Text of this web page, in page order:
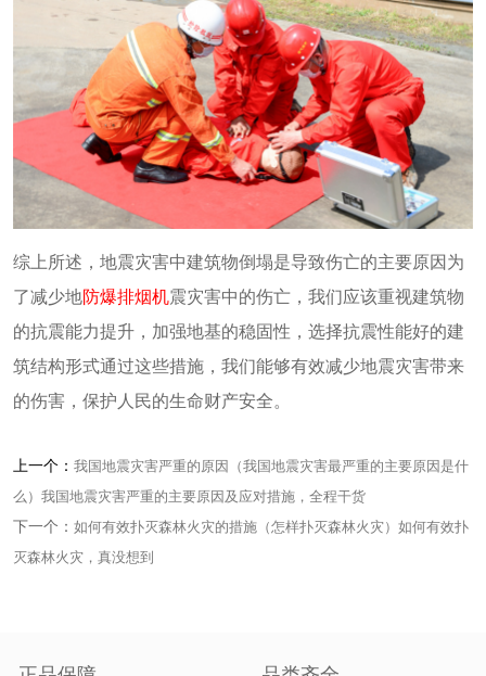
综上所述，地震灾害中建筑物倒塌是导致伤亡的主要原因为
了减少地防爆排烟机震灾害中的伤亡，我们应该重视建筑物
的抗震能力提升，加强地基的稳固性，选择抗震性能好的建
筑结构形式通过这些措施，我们能够有效减少地震灾害带来
的伤害，保护人民的生命财产安全。
上一个： 我国地震灾害严重的原因（我国地震灾害最严重的主要原因是什
么）我国地震灾害严重的主要原因及应对措施，全程干货
下一个： 如何有效扑灭森林火灾的措施（怎样扑灭森林火灾）如何有效扑
灭森林火灾，真没想到